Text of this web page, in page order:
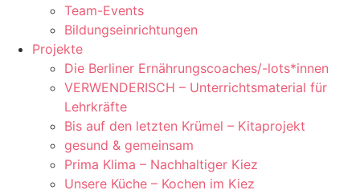
Team-Events
Bildungseinrichtungen
Projekte
Die Berliner Ernährungscoaches/-lots*innen
VERWENDERISCH – Unterrichtsmaterial für
Lehrkräfte
Bis auf den letzten Krümel – Kitaprojekt
gesund & gemeinsam
Prima Klima – Nachhaltiger Kiez
Unsere Küche – Kochen im Kiez